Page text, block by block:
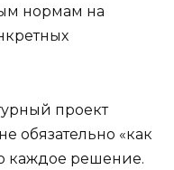
нормам на
проект
обязательно «как
каждое решение.